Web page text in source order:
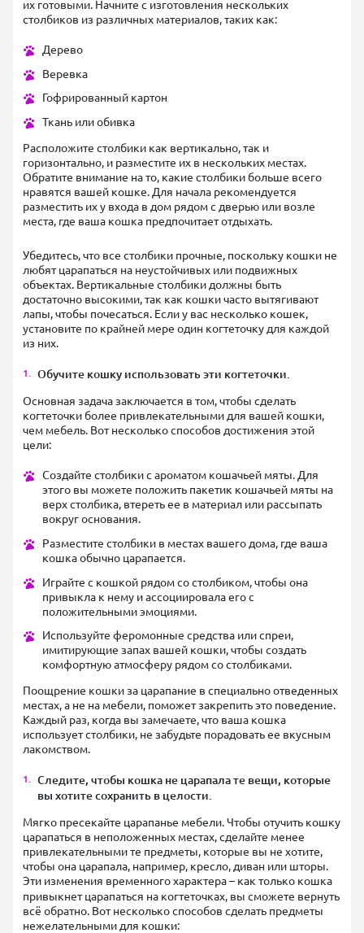
их готовыми. Начните с изготовления нескольких
столбиков из различных материалов, таких как:
Дерево
Веревка
Гофрированный картон
Ткань или обивка
Расположите столбики как вертикально, так и
горизонтально, и разместите их в нескольких местах.
Обратите внимание на то, какие столбики больше всего
нравятся вашей кошке. Для начала рекомендуется
разместить их у входа в дом рядом с дверью или возле
места, где ваша кошка предпочитает отдыхать.
Убедитесь, что все столбики прочные, поскольку кошки не
любят царапаться на неустойчивых или подвижных
объектах. Вертикальные столбики должны быть
достаточно высокими, так как кошки часто вытягивают
лапы, чтобы почесаться. Если у вас несколько кошек,
установите по крайней мере один когтеточку для каждой
из них.
Обучите кошку использовать эти когтеточки.
Основная задача заключается в том, чтобы сделать
когтеточки более привлекательными для вашей кошки,
чем мебель. Вот несколько способов достижения этой
цели:
Создайте столбики с ароматом кошачьей мяты. Для
этого вы можете положить пакетик кошачьей мяты на
верх столбика, втереть ее в материал или рассыпать
вокруг основания.
Разместите столбики в местах вашего дома, где ваша
кошка обычно царапается.
Играйте с кошкой рядом со столбиком, чтобы она
привыкла к нему и ассоциировала его с
положительными эмоциями.
Используйте феромонные средства или спреи,
имитирующие запах вашей кошки, чтобы создать
комфортную атмосферу рядом со столбиками.
Поощрение кошки за царапание в специально отведенных
местах, а не на мебели, поможет закрепить это поведение.
Каждый раз, когда вы замечаете, что ваша кошка
использует столбики, не забудьте порадовать ее вкусным
лакомством.
Следите, чтобы кошка не царапала те вещи, которые
вы хотите сохранить в целости.
Мягко пресекайте царапанье мебели. Чтобы отучить кошку
царапаться в неположенных местах, сделайте менее
привлекательными те предметы, которые вы не хотите,
чтобы она царапала, например, кресло, диван или шторы.
Эти изменения временного характера – как только кошка
привыкнет царапаться на когтеточках, вы сможете вернуть
всё обратно. Вот несколько способов сделать предметы
нежелательными для кошки: